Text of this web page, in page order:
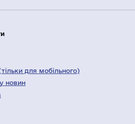
для мобільного)
новин